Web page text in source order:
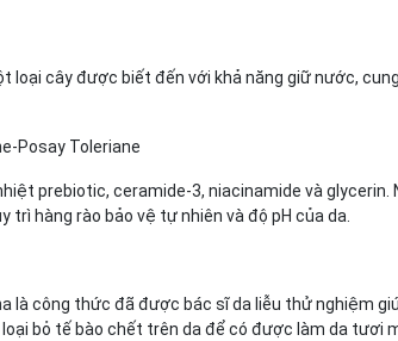
loại cây được biết đến với khả năng giữ nước,
Posay Toleriane
prebiotic, ceramide-3, niacinamide và glycerin.
trì hàng rào bảo vệ tự nhiên và độ pH của da.
là công thức đã được bác sĩ da liễu thử nghiệm
bỏ tế bào chết trên da để có được làm da tươi